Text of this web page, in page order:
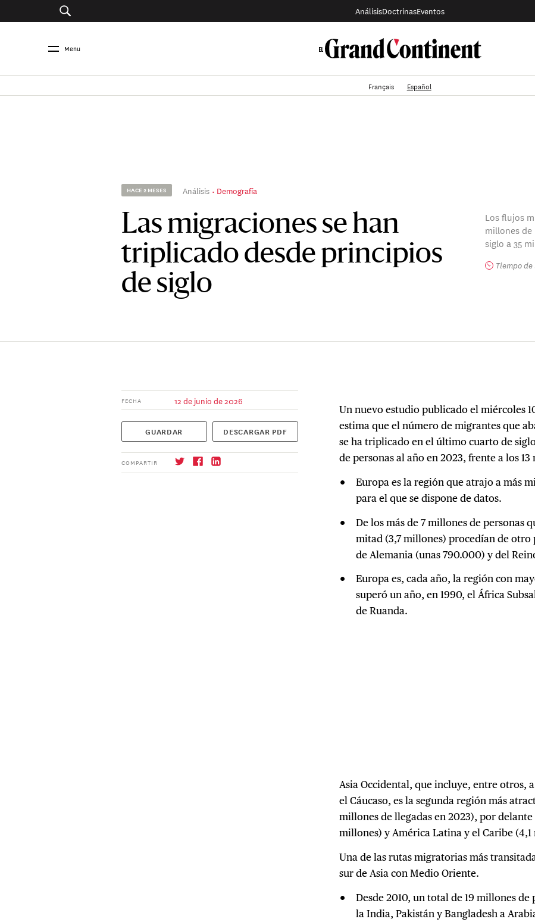
AnálisisDoctrinasEventos
Menu
Français Español
HACE 2 MESES Análisis Demografía
Las migraciones se han
triplicado desde principios
de siglo
Los flujos
millones
siglo a 35
Tiempo
FECHA 12 de junio de 2026
GUARDAR DESCARGAR PDF
COMPARTIR
Un nuevo estudio publicado el miércoles
estima que el número de migrantes que
se ha triplicado en el último cuarto de
de personas al año en 2023, frente a los
Europa es la región que atrajo a más
para el que se dispone de datos.
De los más de 7 millones de personas
mitad (3,7 millones) procedían de
de Alemania (unas 790.000) y del
Europa es, cada año, la región con
superó un año, en 1990, el África
de Ruanda.
Asia Occidental, que incluye, entre otros,
el Cáucaso, es la segunda región más
millones de llegadas en 2023), por
millones) y América Latina y el Caribe
Una de las rutas migratorias más
sur de Asia con Medio Oriente.
Desde 2010, un total de 19 millones
la India, Pakistán y Bangladesh a